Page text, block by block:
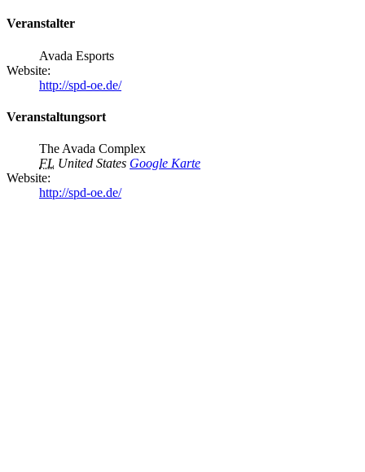
Veranstalter
Avada Esports
Website:
http://spd-oe.de/
Veranstaltungsort
The Avada Complex
FL United States Google Karte
Website:
http://spd-oe.de/